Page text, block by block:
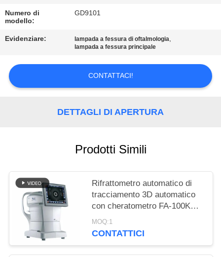
SITO
POLICY
Numero di
modello:
GD9101
Evidenziare: lampada a fessura di oftalmologia,
lampada a fessura principale
CONTATTACI!
DETTAGLI DI APERTURA
Prodotti Simili
Rifrattometro automatico di
tracciamento 3D automatico
con cheratometro FA-100K
16S misura ad alta velocità
Marca XinYuan
MOQ:1
CONTATTICI